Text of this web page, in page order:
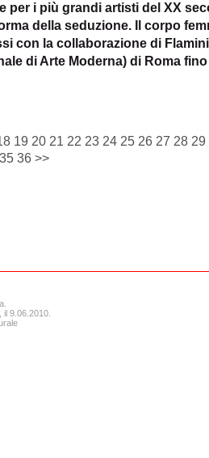
per i più grandi artisti del XX
della seduzione. Il corpo
con la collaborazione di
di Arte Moderna) di Roma fino
19 20 21 22 23 24 25 26 27 28 29
35 36 >>
9.06.2010.